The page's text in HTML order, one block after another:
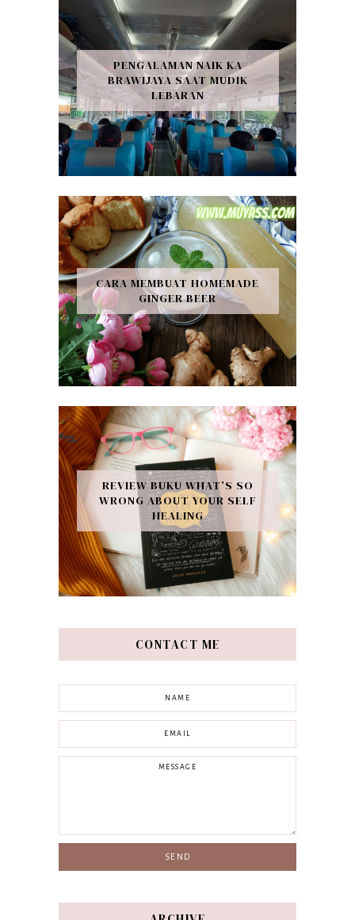
PENGALAMAN NAIK KA
BRAWIJAYA SAAT MUDIK
LEBARAN
CARA MEMBUAT HOMEMADE
GINGER BEER
REVIEW BUKU WHAT’S SO
WRONG ABOUT YOUR SELF
HEALING
CONTACT ME